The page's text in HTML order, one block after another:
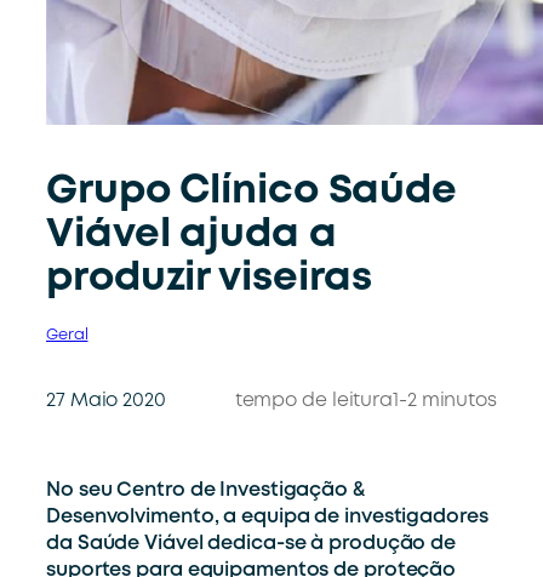
Grupo Clínico Saúde
Viável ajuda a
produzir viseiras
Geral
27 Maio 2020 tempo de leitura 1-2 minutos
No seu Centro de Investigação &
Desenvolvimento, a equipa de investigadores
da Saúde Viável dedica-se à produção de
suportes para equipamentos de proteção